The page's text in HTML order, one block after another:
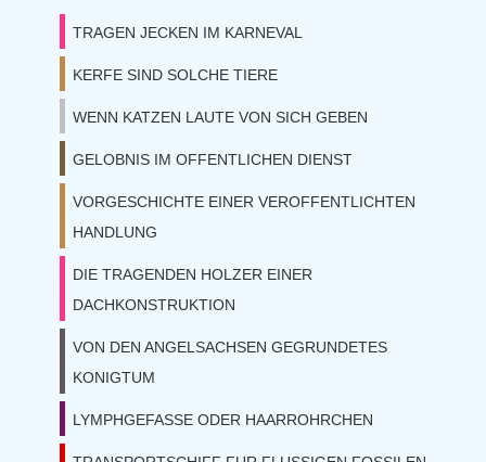
TRAGEN JECKEN IM KARNEVAL
KERFE SIND SOLCHE TIERE
WENN KATZEN LAUTE VON SICH GEBEN
GELOBNIS IM OFFENTLICHEN DIENST
VORGESCHICHTE EINER VEROFFENTLICHTEN
HANDLUNG
DIE TRAGENDEN HOLZER EINER
DACHKONSTRUKTION
VON DEN ANGELSACHSEN GEGRUNDETES
KONIGTUM
LYMPHGEFASSE ODER HAARROHRCHEN